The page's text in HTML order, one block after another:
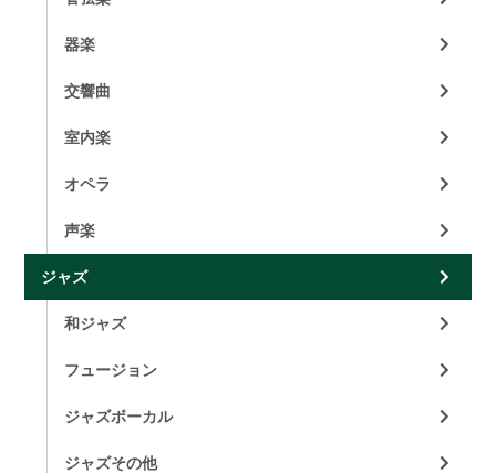
器楽
交響曲
室内楽
オペラ
声楽
ジャズ
和ジャズ
フュージョン
ジャズボーカル
ジャズその他